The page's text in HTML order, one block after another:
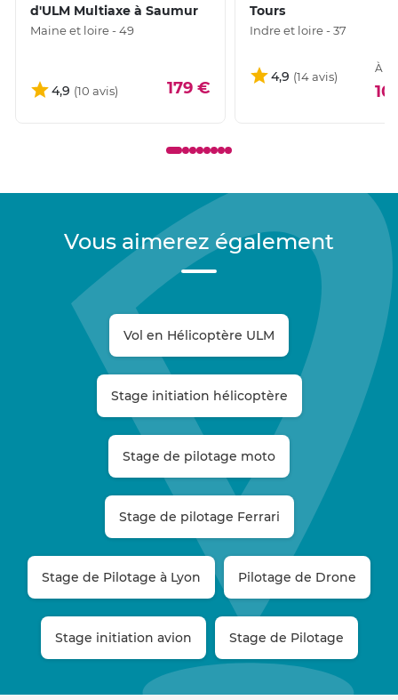
d'ULM Multiaxe à Saumur
Maine et loire - 49
4,9 179 €
Tours
Indre et loire - 37
4,9
À
Vous aimerez également
Vol en Hélicoptère ULM
Stage initiation hélicoptère
Stage de pilotage moto
Stage de pilotage Ferrari
Stage de Pilotage à Lyon Pilotage de Drone
Stage initiation avion Stage de Pilotage